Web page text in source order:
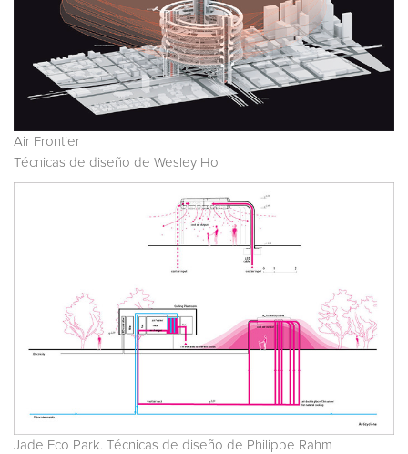
Air Frontier
Técnicas de diseño de Wesley Ho
Jade Eco Park. Técnicas de diseño de Philippe Rahm